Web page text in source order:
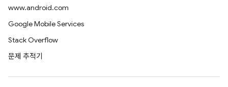
www.android.com
Google Mobile Services
Stack Overflow
문제 추적기